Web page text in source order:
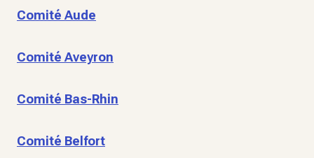
Comité Aude
Comité Aveyron
Comité Bas-Rhin
Comité Belfort